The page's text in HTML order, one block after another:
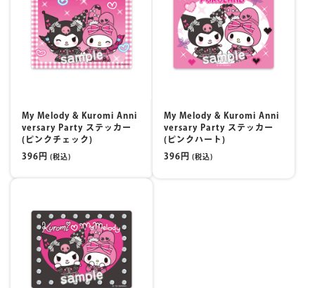
My Melody & Kuromi Anni
versary Party ステッカー
(ピンクチェック)
396円 (税込)
My Melody & Kuromi Anni
versary Party ステッカー
(ピンクハート)
396円 (税込)